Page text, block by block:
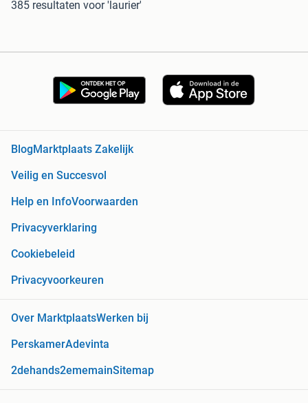
385 resultaten voor 'laurier'
Blog Marktplaats Zakelijk
Veilig en Succesvol
Help en InfoVoorwaarden
Privacyverklaring
Cookiebeleid
Privacyvoorkeuren
Over MarktplaatsWerken bij
PerskamerAdevinta
2dehands2ememainSitemap